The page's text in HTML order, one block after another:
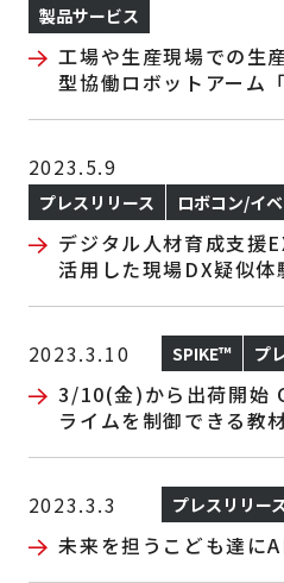
製品サービス
工場や生産現場での生
型協働ロボットアーム
2023.5.9
プレスリリース ロボコン/イ
デジタル人材育成支援
活用した現場DX疑似
2023.3.10 SPIKE™ プ
3/10(金)から出荷開始
ライムを制御できる教
2023.3.3 プレスリリー
未来を担うこども達に